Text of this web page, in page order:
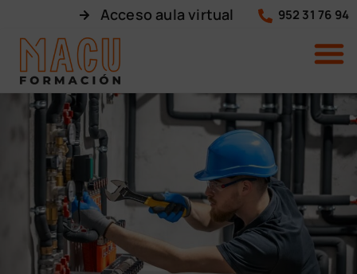
Acceso aula virtual 952 31 76 94